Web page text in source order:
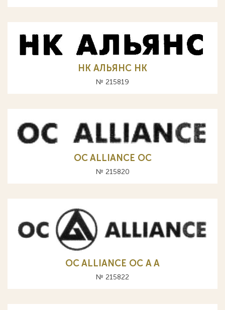
НК АЛЬЯНС HK
№ 215819
OC ALLIANCE ОС
№ 215820
OC ALLIANCE ОС A А
№ 215822